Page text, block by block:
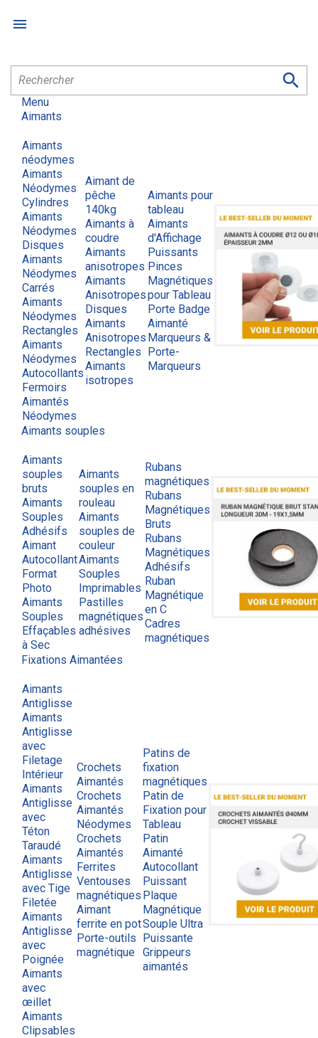


Menu
Aimants
Aimants
néodymes
Aimants
Néodymes
Cylindres
Aimants
Néodymes
Disques
Aimants
Néodymes
Carrés
Aimants
Néodymes
Rectangles
Aimants
Néodymes
Autocollants
Fermoirs
Aimantés
Néodymes
Aimant de
pêche
140kg
Aimants à
coudre
Aimants
anisotropes
Aimants
Anisotropes
Disques
Aimants
Anisotropes
Rectangles
Aimants
isotropes
Aimants pour
tableau
Aimants
d'Affichage
Puissants
Pinces
Magnétiques
pour Tableau
Porte Badge
Aimanté
Marqueurs &
Porte-
Marqueurs
Aimants souples
Aimants
souples
bruts
Aimants
Souples
Adhésifs
Aimant
Autocollant
Format
Photo
Aimants
Souples
Effaçables
à Sec
Aimants
souples en
rouleau
Aimants
souples de
couleur
Aimants
Souples
Imprimables
Pastilles
magnétiques
adhésives
Rubans
magnétiques
Rubans
Magnétiques
Bruts
Rubans
Magnétiques
Adhésifs
Ruban
Magnétique
en C
Cadres
magnétiques
Fixations Aimantées
Aimants
Antiglisse
Aimants
Antiglisse
avec
Filetage
Intérieur
Aimants
Antiglisse
avec
Téton
Taraudé
Aimants
Antiglisse
avec Tige
Filetée
Aimants
Antiglisse
avec
Poignée
Aimants
avec
œillet
Aimants
Clipsables
Crochets
Aimantés
Crochets
Aimantés
Néodymes
Crochets
Aimantés
Ferrites
Ventouses
magnétiques
Aimant
ferrite en pot
Porte-outils
magnétique
Patins de
fixation
magnétiques
Patin de
Fixation pour
Tableau
Patin
Aimanté
Autocollant
Puissant
Plaque
Magnétique
Souple Ultra
Puissante
Grippeurs
aimantés